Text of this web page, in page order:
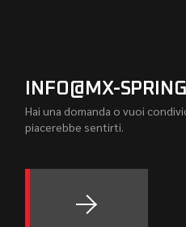
INFO@MX-
Hai una domanda o vuoi
piacerebbe sentirti.